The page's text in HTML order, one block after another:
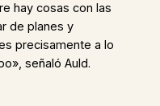
hay cosas con las
de planes y
precisamente a lo
señaló Auld.